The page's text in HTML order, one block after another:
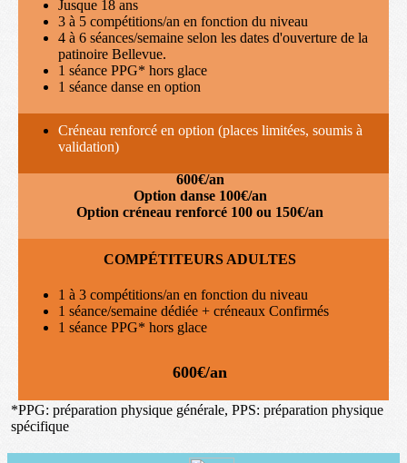
Jusque 18 ans
3 à 5 compétitions/an en fonction du niveau
4 à 6 séances/semaine selon les dates d'ouverture de la
patinoire Bellevue.
1 séance PPG* hors glace
1 séance danse en option
Créneau renforcé en option (places limitées, soumis à
validation)
600€/an
Option danse 100€/an
Option créneau renforcé 100 ou 150€/an
COMPÉTITEURS ADULTES
1 à 3 compétitions/an en fonction du niveau
1 séance/semaine dédiée + créneaux Confirmés
1 séance PPG* hors glace
600€/an
*PPG: préparation physique générale, PPS: préparation physique
spécifique